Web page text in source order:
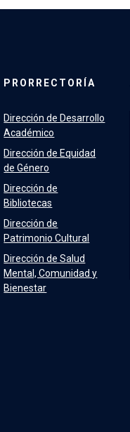
PRORRECTORÍA
Dirección de Desarrollo
Académico
Dirección de Equidad
de Género
Dirección de
Bibliotecas
Dirección de
Patrimonio Cultural
Dirección de Salud
Mental, Comunidad y
Bienestar